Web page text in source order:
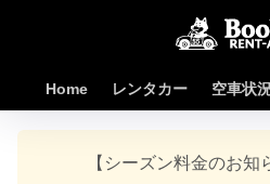
Home レンタカー 空車状
【シーズン料金のお知